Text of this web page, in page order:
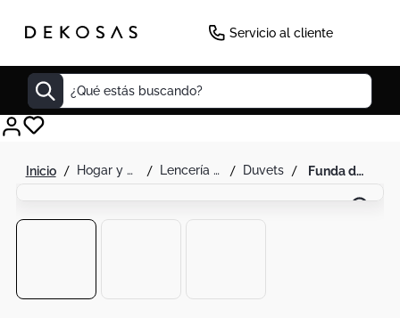
Servicio al cliente
¿Qué estás buscando?
hogar y decoración lencería para el hogar duvets funda duvet tacto suave unicolor
Decoracion